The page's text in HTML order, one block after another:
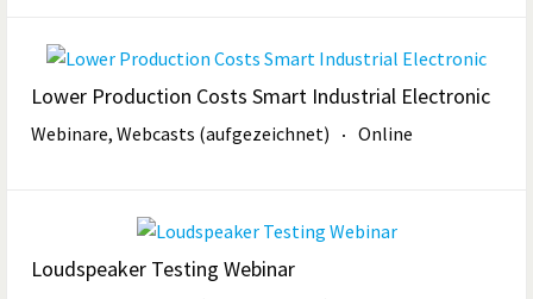
Lower Production Costs Smart Industrial Electronic
Webinare, Webcasts (aufgezeichnet) Online
Loudspeaker Testing Webinar